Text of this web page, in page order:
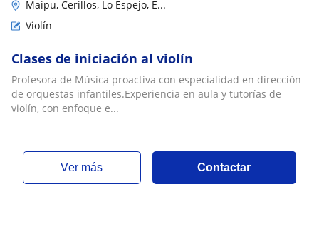
Maipu, Cerillos, Lo Espejo, E...
Violín
Clases de iniciación al violín
Profesora de Música proactiva con especialidad en dirección
de orquestas infantiles.Experiencia en aula y tutorías de
violín, con enfoque e...
ver más Contactar